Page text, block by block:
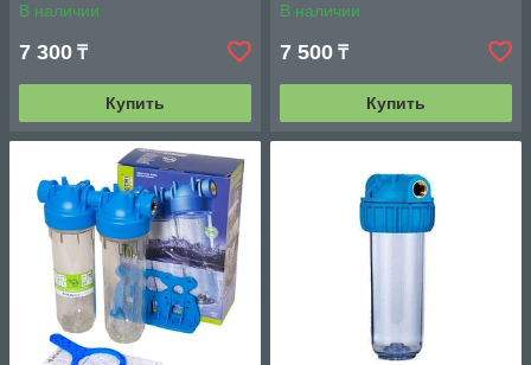
В наличии
7 300 ₸
Купить
В наличии
7 500 ₸
Купить